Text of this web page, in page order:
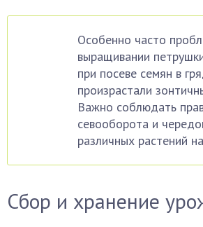
Особенно часто
выращивании
при посеве семян в
произрастали
Важно соблюдать
севооборота и
различных растений
Сбор и хранение